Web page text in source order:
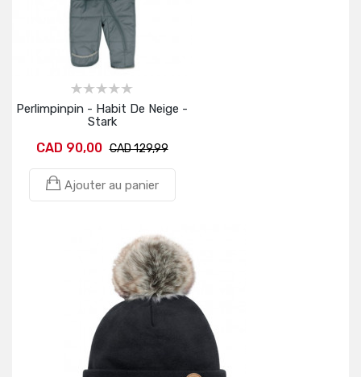
Perlimpinpin - Habit De Neige -
Stark
CAD 90,00 CAD 129,99
Ajouter au panier